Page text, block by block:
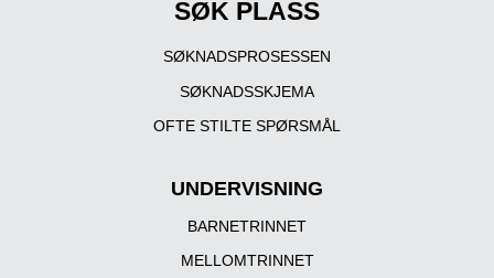
SØK PLASS
SØKNADSPROSESSEN
SØKNADSSKJEMA
OFTE STILTE SPØRSMÅL
UNDERVISNING
BARNETRINNET
MELLOMTRINNET